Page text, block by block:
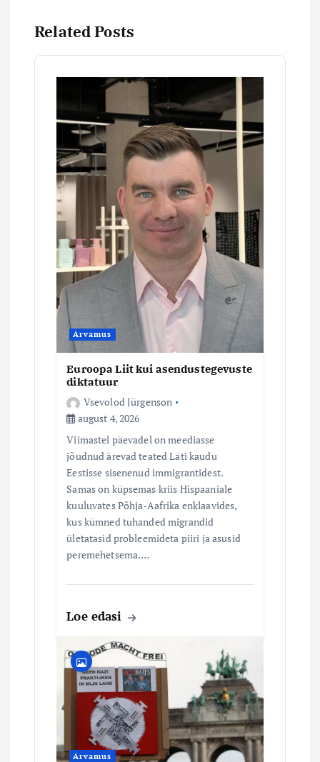
e
e
Related Posts
Arvamus
Euroopa Liit kui asendustegevuste
diktatuur
Vsevolod Jürgenson
august 4, 2026
Viimastel päevadel on meediasse
jõudnud ärevad teated Läti kaudu
Eestisse sisenenud immigrantidest.
Samas on küpsemas kriis Hispaaniale
kuuluvates Põhja-Aafrika enklaavides,
kus kümned tuhanded migrandid
ületatasid probleemideta piiri ja asusid
peremehetsema.…
Loe edasi
Arvamus